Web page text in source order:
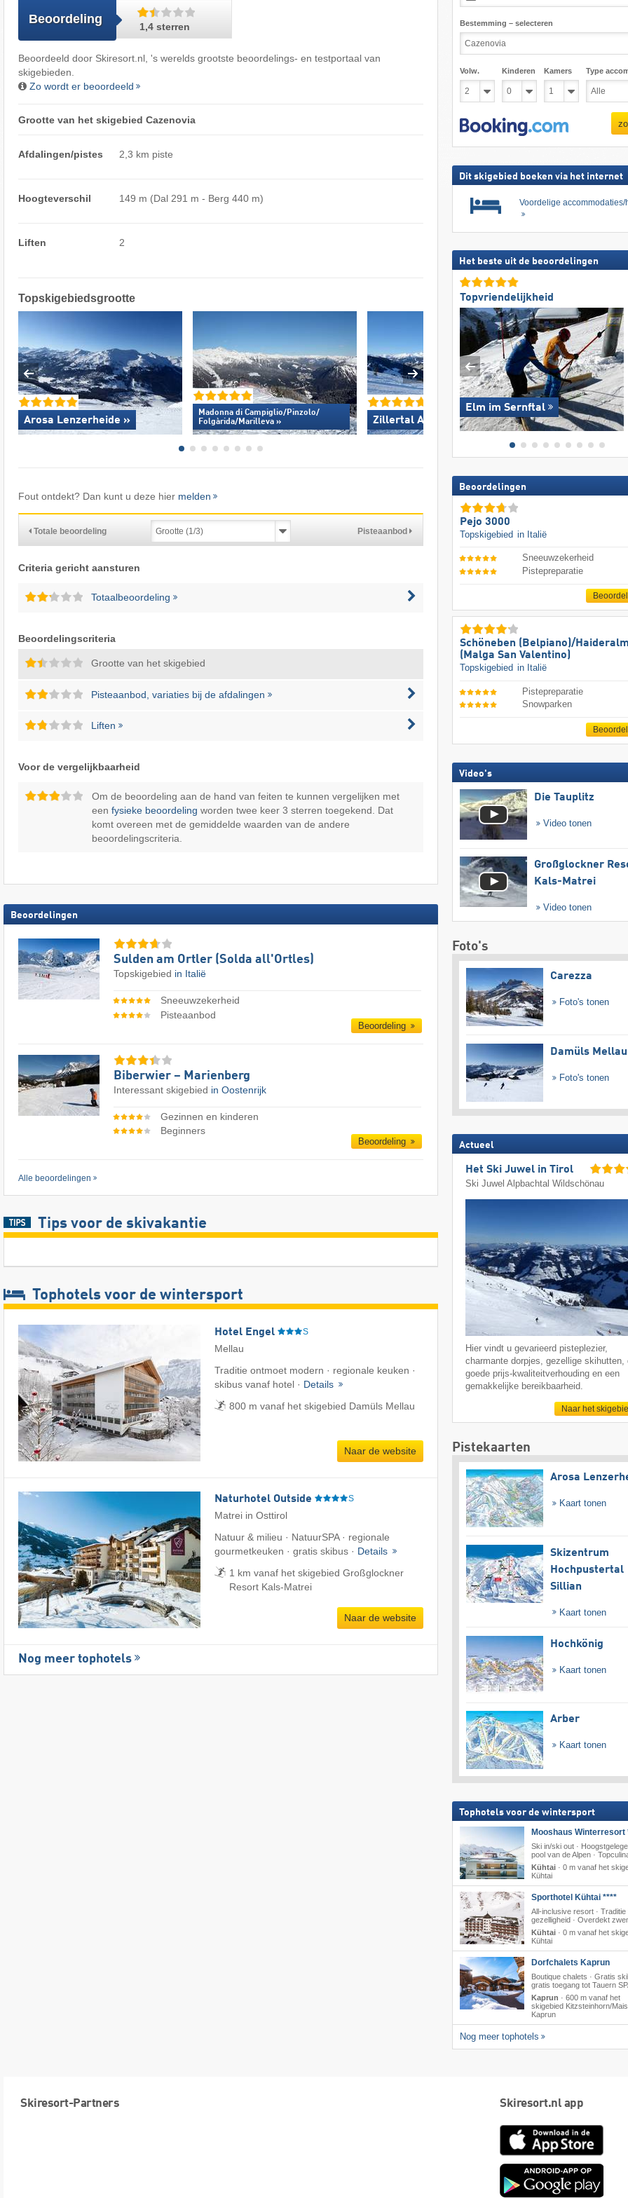
Beoordeling
1,4 sterren
Beoordeeld door Skiresort.nl, 's werelds grootste beoordelings- en testportaal van
skigebieden.
Zo wordt er beoordeeld
Grootte van het skigebied Cazenovia
Afdalingen/pistes 2,3 km piste
Hoogteverschil 149 m (Dal 291 m - Berg 440 m)
Liften 2
Topskigebiedsgrootte
Arosa Lenzerheide »
Madonna di Campiglio/​Pinzolo/​
Folgàrida/​Marilleva »
Zillertal Arena » KitzSki –
Fout ontdekt? Dan kunt u deze hier melden
Totale beoordeling Pisteaanbod
Criteria gericht aansturen
Totaalbeoordeling
Beoordelingscriteria
Grootte van het skigebied
Pisteaanbod, variaties bij de afdalingen
Liften
Voor de vergelijkbaarheid
Om de beoordeling aan de hand van feiten te kunnen vergelijken met
een fysieke beoordeling worden twee keer 3 sterren toegekend. Dat
komt overeen met de gemiddelde waarden van de andere
beoordelingscriteria.
Beoordelingen
Sulden am Ortler (Solda all'Ortles)
Topskigebied in Italië
Sneeuwzekerheid
Pisteaanbod
Beoordeling
Biberwier – Marienberg
Interessant skigebied in Oostenrijk
Gezinnen en kinderen
Beginners
Beoordeling
Alle beoordelingen
Tips voor de skivakantie
Tophotels voor de wintersport
Hotel Engel S
Mellau
Traditie ontmoet modern · regionale keuken ·
skibus vanaf hotel · Details
800 m vanaf het skigebied Damüls Mellau
Naar de website
Naturhotel Outside S
Matrei in Osttirol
Natuur & milieu · NatuurSPA · regionale
gourmetkeuken · gratis skibus · Details
1 km vanaf het skigebied Großglockner
Resort Kals-Matrei
Naar de website
Nog meer tophotels
Bestemming – selecteren
Volw. Kinderen Kamers Type
Dit skigebied boeken via het internet
Voordelige accommodaties/
Het beste uit de beoordelingen
Topvriendelijkheid
Elm im Sernftal
Beoordelingen
Pejo 3000
Topskigebied in Italië
Sneeuwzekerheid
Pistepreparatie
Schöneben (Belpiano)/​Haideralm
(Malga San Valentino)
Topskigebied in Italië
Pistepreparatie
Snowparken
Video's
Die Tauplitz
Video tonen
Großglockner
Kals-Matrei
Video tonen
Foto's
Carezza
Foto's tonen
Damüls Mellau
Foto's tonen
Actueel
Het Ski Juwel in Tirol
Ski Juwel Alpbachtal Wildschönau
Hier vindt u gevarieerd pisteplezier,
charmante dorpjes, gezellige skihutten,
goede prijs-kwaliteitverhouding en een
gemakkelijke bereikbaarheid.
Naar het
Pistekaarten
Arosa
Kaart tonen
Skizentrum
Hochpustertal
Sillian
Kaart tonen
Hochkönig
Kaart tonen
Arber
Kaart tonen
Tophotels voor de wintersport
Mooshaus Winterresort
Ski in/ski out ·
pool van de Alpen ·
Kühtai· 0 m vanaf het
Kühtai
Sporthotel Kühtai ****
All-inclusive resort · Traditie
gezelligheid · Overdekt
Kühtai· 0 m vanaf het
Kühtai
Dorfchalets Kaprun
Boutique chalets · Gratis
gratis toegang tot Tauern
Kaprun · 600 m vanaf het
skigebied Kitzsteinhorn/​
Kaprun
Nog meer tophotels
Skiresort-Partners Skiresort.nl app
App